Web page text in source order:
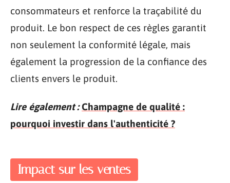
consommateurs et renforce la traçabilité du
produit. Le bon respect de ces règles garantit
non seulement la conformité légale, mais
également la progression de la confiance des
clients envers le produit.
Lire également : Champagne de qualité :
pourquoi investir dans l'authenticité ?
Impact sur les ventes